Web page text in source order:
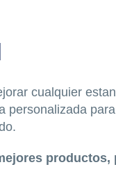
cualquier
personalizada
productos,